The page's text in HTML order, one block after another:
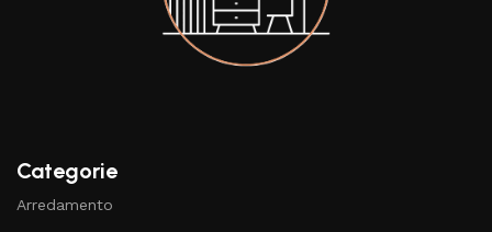
Categorie
Arredamento